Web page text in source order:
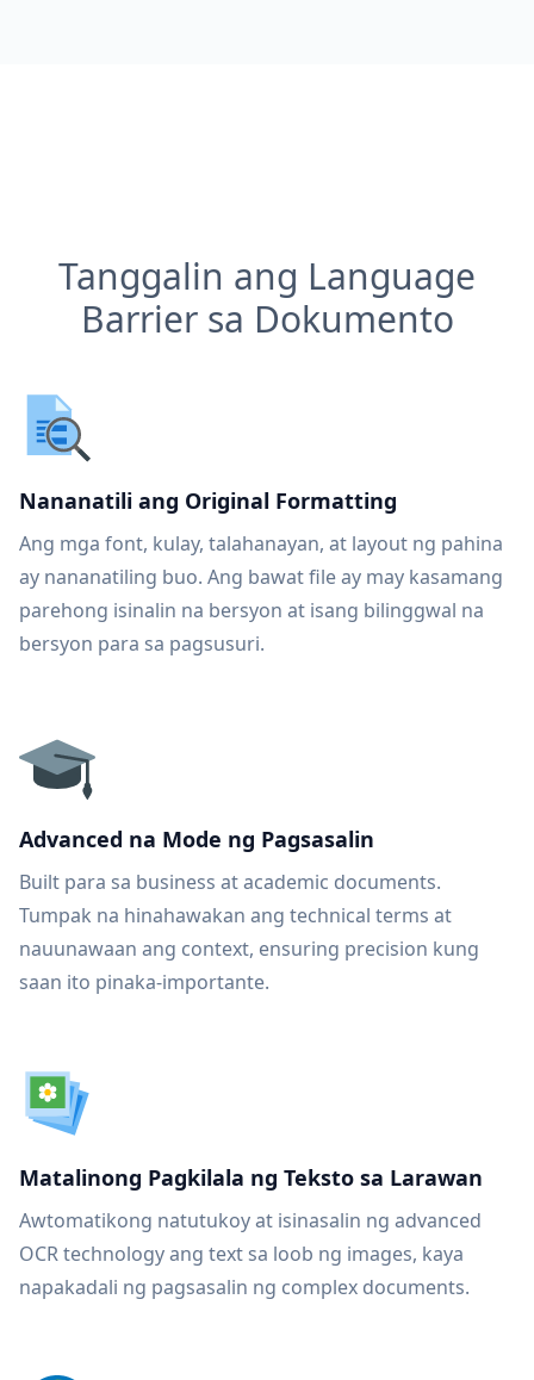
Tanggalin ang Language
Barrier sa Dokumento
Nananatili ang Original Formatting
Ang mga font, kulay, talahanayan, at layout ng pahina
ay nananatiling buo. Ang bawat file ay may kasamang
parehong isinalin na bersyon at isang bilinggwal na
bersyon para sa pagsusuri.
Advanced na Mode ng Pagsasalin
Built para sa business at academic documents.
Tumpak na hinahawakan ang technical terms at
nauunawaan ang context, ensuring precision kung
saan ito pinaka-importante.
Matalinong Pagkilala ng Teksto sa Larawan
Awtomatikong natutukoy at isinasalin ng advanced
OCR technology ang text sa loob ng images, kaya
napakadali ng pagsasalin ng complex documents.